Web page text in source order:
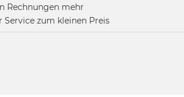
Rechnungen mehr
Service zum kleinen Preis